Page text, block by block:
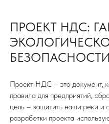
ПРОЕКТ НДС:
БЕЗОПАСНОСТИ
Проект НДС – это документ,
правила для предприятий,
цель – защитить наши реки и
разработки проекта